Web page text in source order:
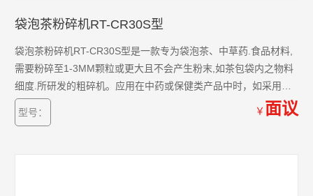
袋泡茶粉碎机RT-CR30S型
袋泡茶粉碎机RT-CR30S型是一款专为袋泡茶、中草药.食品材料,
需要粉碎至1-3MM颗粒或更大且不会产生粉末,如茶包袋内之物料
细度.所研发的粗碎机。应用在中药或保健类产品中时，如采用袋
泡茶的方式生产，则此型号设备非常适用。
型号：
￥ 面议